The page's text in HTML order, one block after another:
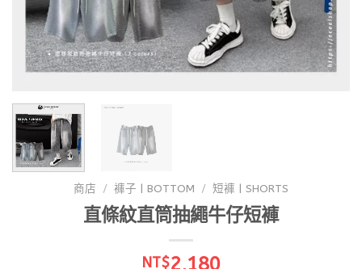
商店 / 褲子 | BOTTOM / 短褲 | SHORTS
直條紋直筒抽繩牛仔短褲
NT$2,180